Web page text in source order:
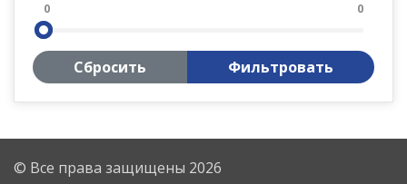
0 0
Сбросить Фильтровать
© Все права защищены 2026